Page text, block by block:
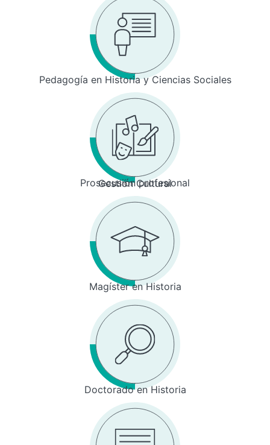
Pedagogía en Historia y Ciencias Sociales
Prosecusión profesional
Gestión Cultural
Magíster en Historia
Doctorado en Historia